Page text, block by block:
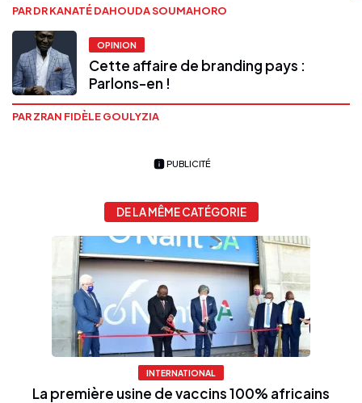
PAR DR KANATÉ DAHOUDA SOUMAHORO
OPINION
Cette affaire de branding pays :
Parlons-en !
PAR ZRAN FIDÈLE GOULYZIA
PUBLICITÉ
DE LA MÊME CATÉGORIE
INTERNATIONAL
La première usine de vaccins 100% africains